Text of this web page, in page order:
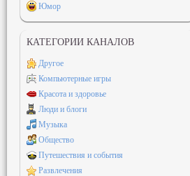
Юмор
КАТЕГОРИИ КАНАЛОВ
Другое
Компьютерные игры
Красота и здоровье
Люди и блоги
Музыка
Общество
Путешествия и события
Развлечения